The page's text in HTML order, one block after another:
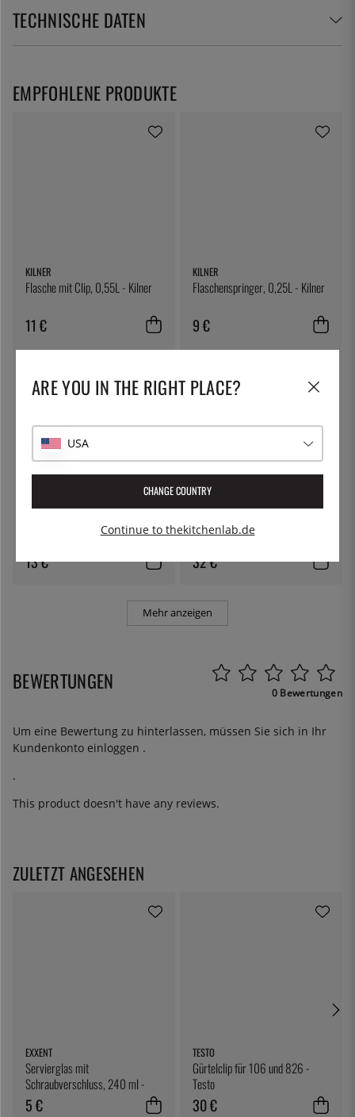
TECHNISCHE DATEN
KILNER
Flasche mit Clip, 0,55L - Kilner
11 €
KILNER
Flaschenspringer, 0,25L - Kilner
9 €
KILNER
Runder Krug mit Patentdeckel,
13 €
100% CHEF
Pipette, Mini 1,2 ml, 500er-Pack
– 100 % Chef
32 €
Mehr anzeigen
EMPFOHLENE PRODUKTE
BEWERTUNGEN 0 Bewertungen
Um eine Bewertung zu hinterlassen, müssen Sie sich in Ihr
Kundenkonto einloggen .
.
This product doesn't have any reviews.
ZULETZT ANGESEHEN
EXXENT
Servierglas mit
Schraubverschluss, 240 ml -
Exxent
5 €
TESTO
Gürtelclip für 106 und 826 -
Testo
30 €
ARE YOU IN THE RIGHT PLACE?
USA
CHANGE COUNTRY
Continue to thekitchenlab.de